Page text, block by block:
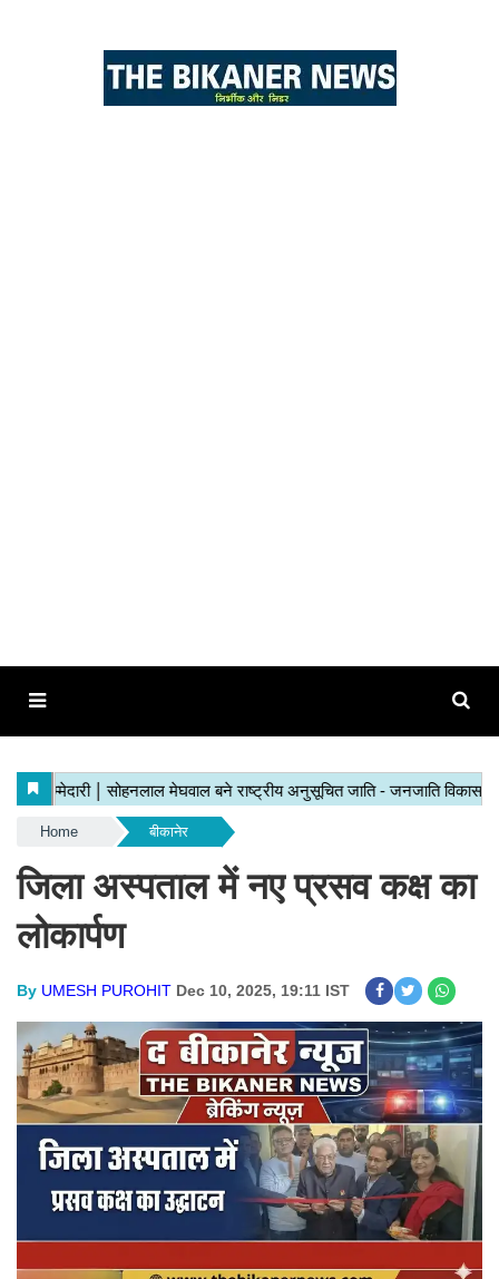
Home बीकानेर
जिला अस्पताल में नए प्रसव कक्ष का
लोकार्पण
By UMESH PUROHIT Dec 10, 2025, 19:11 IST